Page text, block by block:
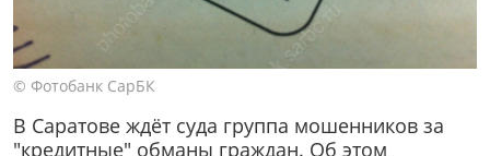
© Фотобанк СарБК
В Саратове ждёт суда группа мошенников за
"кредитные" обманы граждан. Об этом